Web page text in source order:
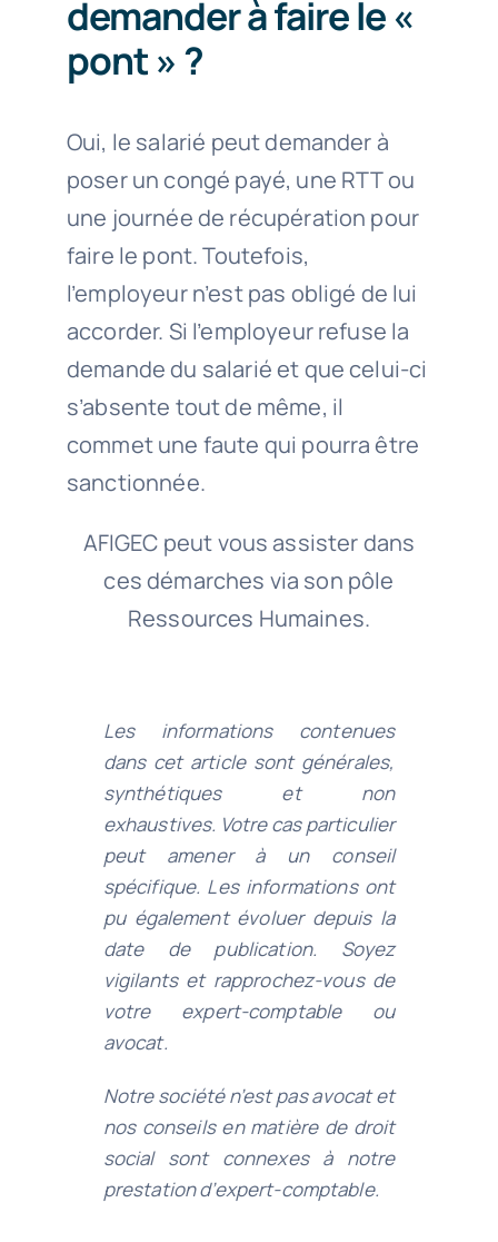
demander à faire le «
pont » ?
Oui, le salarié peut demander à
poser un congé payé, une RTT ou
une journée de récupération pour
faire le pont. Toutefois,
l’employeur n’est pas obligé de lui
accorder. Si l’employeur refuse la
demande du salarié et que celui-ci
s’absente tout de même, il
commet une faute qui pourra être
sanctionnée.
AFIGEC peut vous assister dans
ces démarches via son pôle
Ressources Humaines.
Les informations contenues
dans cet article sont générales,
synthétiques et non
exhaustives. Votre cas particulier
peut amener à un conseil
spécifique. Les informations ont
pu également évoluer depuis la
date de publication. Soyez
vigilants et rapprochez-vous de
votre expert-comptable ou
avocat.
Notre société n’est pas avocat et
nos conseils en matière de droit
social sont connexes à notre
prestation d’expert-comptable.